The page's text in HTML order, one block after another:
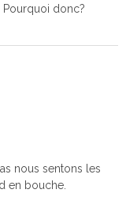
Pourquoi donc?
nous sentons les
en bouche.